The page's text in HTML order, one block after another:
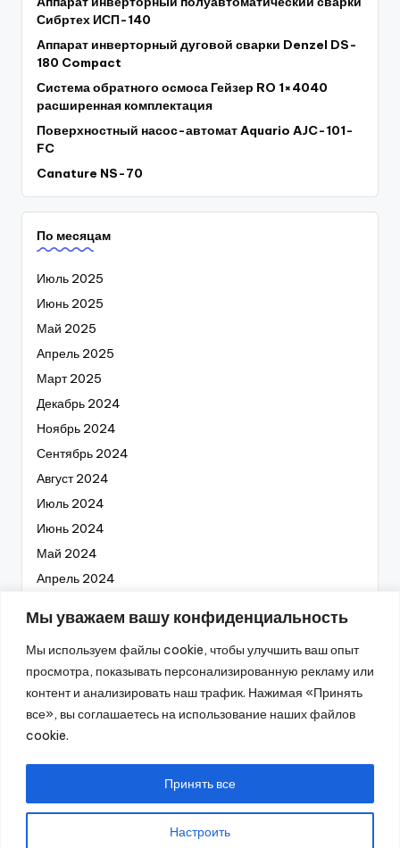
Мы уважаем вашу конфиденциальность
Мы используем файлы cookie, чтобы улучшить ваш опыт
просмотра, показывать персонализированную рекламу или
контент и анализировать наш трафик. Нажимая «Принять
все», вы соглашаетесь на использование наших файлов
cookie.
Настроить
Принять все
Сибртех ИСП-140
Аппарат инверторный дуговой сварки Denzel DS-
180 Compact
Система обратного осмоса Гейзер RO 1×4040
расширенная комплектация
Поверхностный насос-автомат Aquario AJC-101-
FC
Canature NS-70
По месяцам
Июль 2025
Июнь 2025
Май 2025
Апрель 2025
Март 2025
Декабрь 2024
Ноябрь 2024
Сентябрь 2024
Август 2024
Июль 2024
Июнь 2024
Май 2024
Апрель 2024
Февраль 2024
Январь 2024
Декабрь 2023
Октябрь 2023